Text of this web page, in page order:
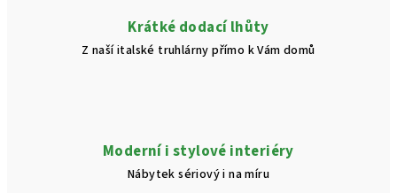
Krátké dodací lhůty
Z naší italské truhlárny přímo k Vám domů
Moderní i stylové interiéry
Nábytek sériový i na míru